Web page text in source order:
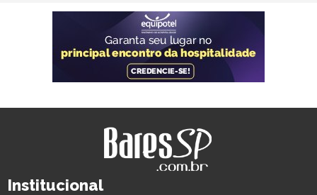
Institucional